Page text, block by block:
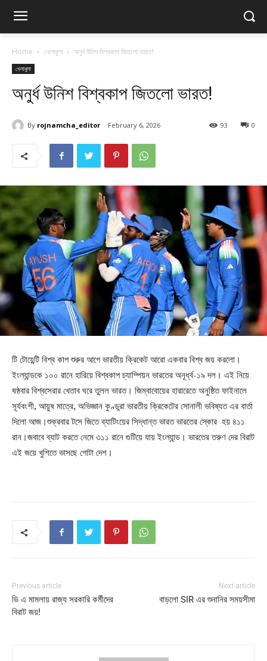
Home খেলাধুলা অনুর্ধ উনিশ বিশ্বকাপ জিতলো ভারত!
খেলাধুলা
অনুর্ধ উনিশ বিশ্বকাপ জিতলো ভারত!
By rojnamcha_editor February 6, 2026 0
93
টি টোয়েন্টি বিশ্ব কাপ শুরুর আগে ভারতীয় ক্রিকেট আরো একবার বিশ্ব জয় করলো।
ইংল্যান্ডকে ১০০ রানে হারিয়ে বিশ্বকাপ চ্যাম্পিয়ন ভারতের অনূর্ধ্ব-১৯ দল। এই নিয়ে
ষষ্ঠবার বিশ্বসেরার খেতাব ঘরে তুলল ভারত। জিম্বাবোয়ের হারারেতে অনুষ্ঠিত ফাইনালে
সূর্যবংশী, আয়ুষ মাত্রে, অভিজ্ঞান কুণ্ডুরা ভারতীয় ক্রিকেটের সোনালী ভবিষ্যত এর বার্তা
দিলো আজ।শুক্রবার টসে জিতে ব্যাটিংয়ের সিদ্ধান্ত ভারত ভারতের স্কোর হয় ৪১১
রান।জবাবে ব্যাট করতে নেমে ৩১১ রানে গুটিয়ে যায় ইংল্যান্ড। ভারতের তরুণ দের বিরাট
এই জয়ে খুশিতে ভাসছে গোটা দেশ।
Previous article
ডি এ মামলায় রাজ্য সরকারি কর্মীদের
বিরাট জয়!
Next article
বাড়লো SIR এর শুনানির সময়সীমা